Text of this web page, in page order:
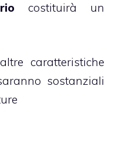
costituirà un
caratteristiche
sostanziali